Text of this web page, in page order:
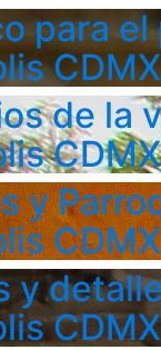
para el
de la
y
y